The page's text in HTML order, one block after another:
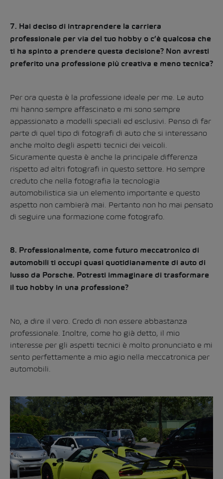
7. Hai deciso di intraprendere la carriera
professionale per via del tuo hobby o c’è qualcosa che
ti ha spinto a prendere questa decisione? Non avresti
preferito una professione più creativa e meno tecnica?
Per ora questa è la professione ideale per me. Le auto
mi hanno sempre affascinato e mi sono sempre
appassionato a modelli speciali ed esclusivi. Penso di far
parte di quel tipo di fotografi di auto che si interessano
anche molto degli aspetti tecnici dei veicoli.
Sicuramente questa è anche la principale differenza
rispetto ad altri fotografi in questo settore. Ho sempre
creduto che nella fotografia la tecnologia
automobilistica sia un elemento importante e questo
aspetto non cambierà mai. Pertanto non ho mai pensato
di seguire una formazione come fotografo.
8. Professionalmente, come futuro meccatronico di
automobili ti occupi quasi quotidianamente di auto di
lusso da Porsche. Potresti immaginare di trasformare
il tuo hobby in una professione?
No, a dire il vero. Credo di non essere abbastanza
professionale. Inoltre, come ho già detto, il mio
interesse per gli aspetti tecnici è molto pronunciato e mi
sento perfettamente a mio agio nella meccatronica per
automobili.